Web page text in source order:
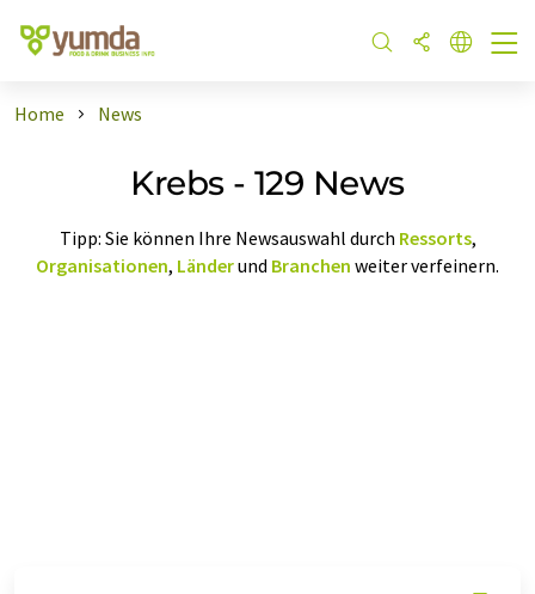
Home News
Krebs - 129 News
Tipp: Sie können Ihre Newsauswahl durch Ressorts,
Organisationen, Länderund Branchen weiter verfeinern.